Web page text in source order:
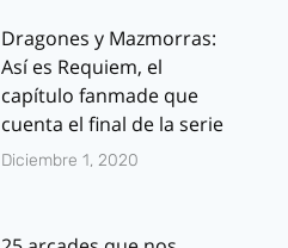
Dragones y Mazmorras:
Así es Requiem, el
capítulo fanmade que
cuenta el final de la serie
Diciembre 1, 2020